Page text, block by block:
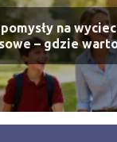
na
– gdzie
pojechać?